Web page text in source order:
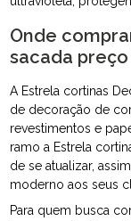
Onde
sacada
A Estrela cortinas
de decoração de
revestimentos e
ramo a Estrela
de se atualizar,
moderno aos seus
Para quem busca